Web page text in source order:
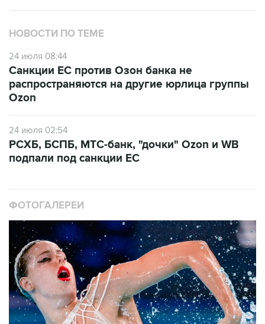
НОВОСТИ ПО ТЕМЕ
24 июля 08:44
Санкции ЕС против Озон банка не
распространяются на другие юрлица группы
Ozon
24 июля 02:54
РСХБ, БСПБ, МТС-банк, "дочки" Ozon и WB
подпали под санкции ЕС
ФОТОГАЛЕРЕИ